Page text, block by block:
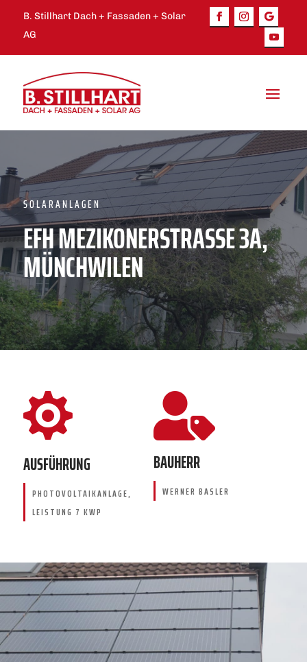
B. Stillhart Dach + Fassaden + Solar
AG
SOLARANLAGEN
EFH MEZIKONERSTRASSE 3A,
MÜNCHWILEN

AUSFÜHRUNG
PHOTOVOLTAIKANLAGE,
LEISTUNG 7 KWP

BAUHERR
WERNER BASLER